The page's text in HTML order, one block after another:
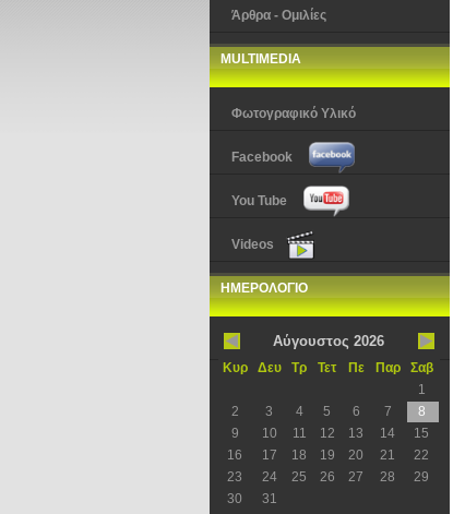
Άρθρα - Ομιλίες
MULTIMEDIA
Φωτογραφικό Υλικό
Facebook
You Tube
Videos
ΗΜΕΡΟΛΟΓΙΟ
Αύγουστος 2026
Κυρ Δευ Τρ Τετ Πε Παρ
Σαβ
1
2
3 4 5 6 7
8
9
10 11 12 13 14
15
16
17 18 19 20 21
22
23
24 25 26 27 28
29
30
31